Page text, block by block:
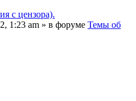
с цензора).
1:23 am » в форуме Темы об